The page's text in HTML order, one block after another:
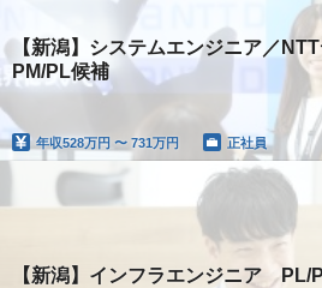
【新潟】システムエンジニア／
PM/PL候補
年収528万円 〜 731万円 正社員
【新潟】インフラエンジニア PL/